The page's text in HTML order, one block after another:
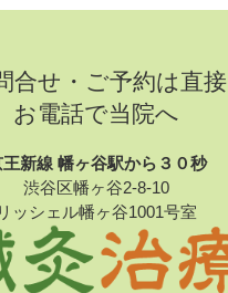
合せ・ご予約は直接
お電話で当院へ
王新線 幡ヶ谷駅から３０秒
渋谷区幡ヶ谷2-8-10
リッシェル幡ヶ谷1001号室